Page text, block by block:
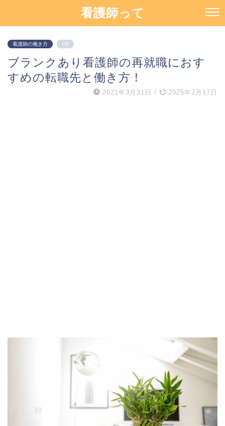
看護師って
看護師の働き方 PR
ブランクあり看護師の再就職におす
すめの転職先と働き方！
2021年3月31日 / 2025年2月17日